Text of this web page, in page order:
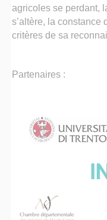
agricoles se perdant,
s’altère, la constance
critères de sa
Partenaires :